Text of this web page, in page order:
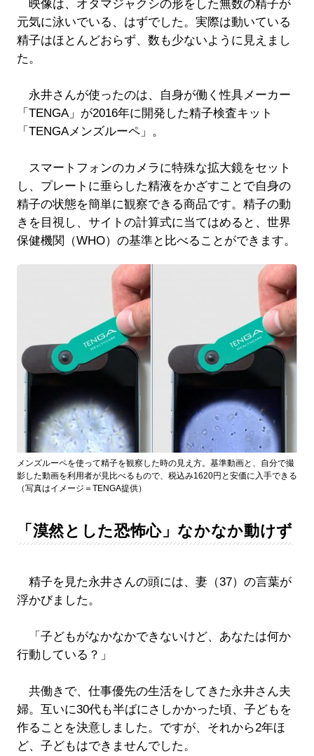
映像は、オタマジャクシの形をした無数の精子が
元気に泳いでいる、はずでした。実際は動いている
精子はほとんどおらず、数も少ないように見えまし
た。
永井さんが使ったのは、自身が働く性具メーカー
「TENGA」が2016年に開発した精子検査キット
「TENGAメンズルーペ」。
スマートフォンのカメラに特殊な拡大鏡をセット
し、プレートに垂らした精液をかざすことで自身の
精子の状態を簡単に観察できる商品です。精子の動
きを目視し、サイトの計算式に当てはめると、世界
保健機関（WHO）の基準と比べることができます。
メンズルーペを使って精子を観察した時の見え方。基準動画と、自分で撮
影した動画を利用者が見比べるもので、税込み1620円と安価に入手できる
（写真はイメージ＝TENGA提供）
「漠然とした恐怖心」なかなか動けず
精子を見た永井さんの頭には、妻（37）の言葉が
浮かびました。
「子どもがなかなかできないけど、あなたは何か
行動している？」
共働きで、仕事優先の生活をしてきた永井さん夫
婦。互いに30代も半ばにさしかかった頃、子どもを
作ることを決意しました。ですが、それから2年ほ
ど、子どもはできませんでした。